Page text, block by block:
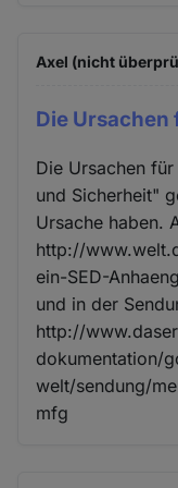
Axel (nicht
Die Ursachen
Die Ursachen
und Sicherheit"
Ursache haben.
http://
ein-SED-
und in der
http://
dokumentation/
welt/sendung/
mfg